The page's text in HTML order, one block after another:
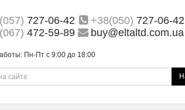
727-06-42 +38(050) 727-06-42
472-59-89 buy@eltaltd.com.ua
Пн-Пт с 9:00 до 18:00